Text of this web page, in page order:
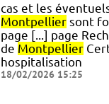
cas et les
Montpelliersont
page [...] page
de Montpellier
hospitalisation
18/02/2026 15:25